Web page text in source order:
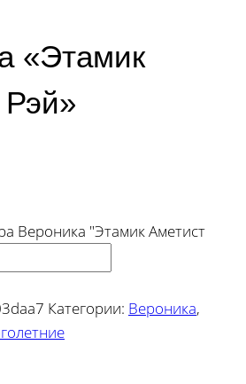
«Этамик
Вероника "Этамик Аметист
Категории: Вероника,